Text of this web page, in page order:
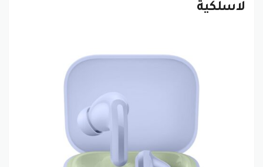
لاسلكية